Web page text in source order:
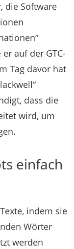
die Software
auf der GTC-
Tag davor hat
dass die
wird, um
einfach
indem sie
Wörter
werden